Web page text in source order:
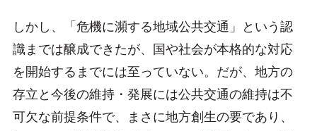
しかし、「危機に瀕する地域公共交通」という認
識までは醸成できたが、国や社会が本格的な対応
を開始するまでには至っていない。だが、地方の
存立と今後の維持・発展には公共交通の維持は不
可欠な前提条件で、まさに地方創生の要であり、